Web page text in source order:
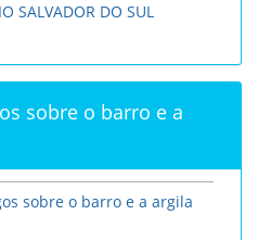
SALVADOR DO SUL
sobre o barro e a
sobre o barro e a argila